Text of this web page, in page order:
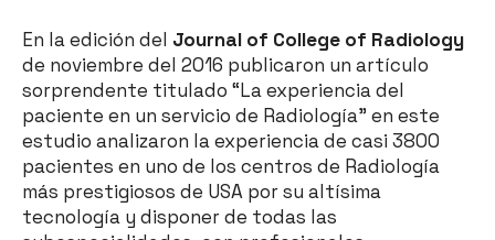
En la edición del Journal of College of Radiology
de noviembre del 2016 publicaron un artículo
sorprendente titulado “La experiencia del
paciente en un servicio de Radiología” en este
estudio analizaron la experiencia de casi 3800
pacientes en uno de los centros de Radiología
más prestigiosos de USA por su altísima
tecnología y disponer de todas las